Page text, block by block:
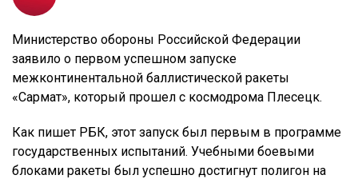
Министерство обороны Российской Федерации
заявило о первом успешном запуске
межконтинентальной баллистической ракеты
«Сармат», который прошел с космодрома Плесецк.
Как пишет РБК, этот запуск был первым в программе
государственных испытаний. Учебными боевыми
блоками ракеты был успешно достигнут полигон на